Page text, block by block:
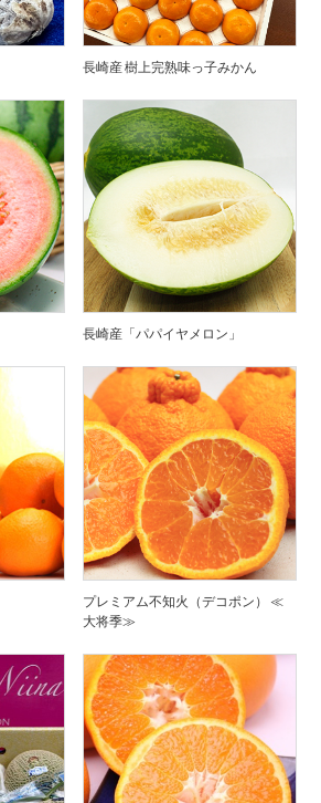
長崎産 樹上完熟味っ子みかん
長崎産「パパイヤメロン」
プレミアム不知火（デコポン） ≪
大将季≫